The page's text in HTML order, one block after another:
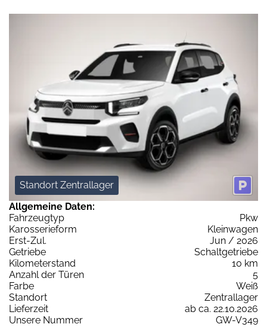
Standort Zentrallager
Allgemeine Daten:
Fahrzeugtyp
Pkw
Karosserieform
Kleinwagen
Erst-Zul.
Jun / 2026
Getriebe
Schaltgetriebe
Kilometerstand
10 km
Anzahl der Türen
5
Farbe
Weiß
Standort
Zentrallager
Lieferzeit
ab ca. 22.10.2026
Unsere Nummer
GW-V349